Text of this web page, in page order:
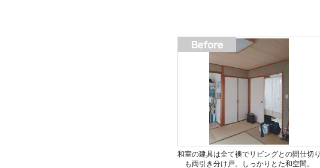
和室の建具は全て襖でリビングとの間仕切り
も両引き分け戸。しっかりとた和空間。